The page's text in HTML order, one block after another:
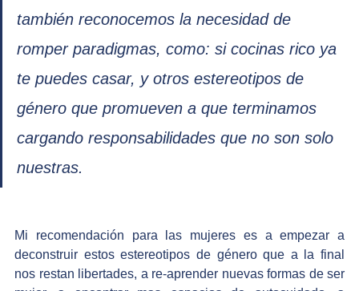
también reconocemos la necesidad de
romper paradigmas, como: si cocinas rico ya
te puedes casar, y otros estereotipos de
género que promueven a que terminamos
cargando responsabilidades que no son solo
nuestras.
Mi recomendación para las mujeres es a empezar a
deconstruir estos estereotipos de género que a la final
nos restan libertades, a re-aprender nuevas formas de ser